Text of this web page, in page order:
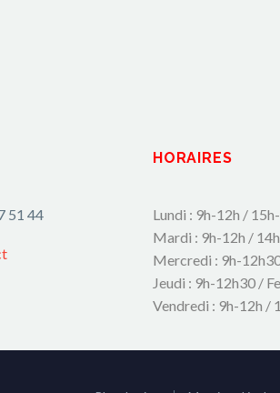
51 44
HORAIRES
Lundi : 9h-12h /
Mardi : 9h-12h /
Mercredi : 9h-
Jeudi : 9h-12h30 /
Vendredi : 9h-12h /